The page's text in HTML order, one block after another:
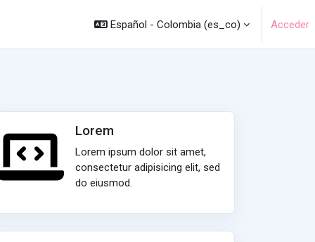
Español - Colombia ‎(es_co)‎ Acceder
Lorem
Lorem ipsum dolor sit amet,
consectetur adipisicing elit, sed
do eiusmod.